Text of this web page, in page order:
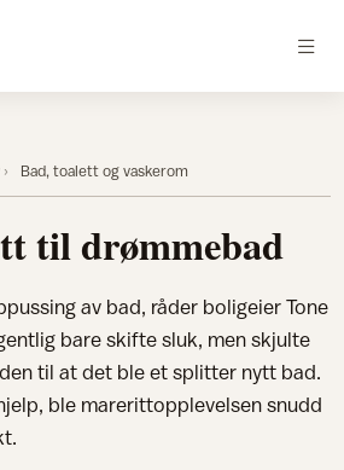
Bad, toalett og vaskerom
til drømmebad
av bad, råder boligeier Tone
bare skifte sluk, men skjulte
til at det ble et splitter nytt bad.
ble marerittopplevelsen snudd